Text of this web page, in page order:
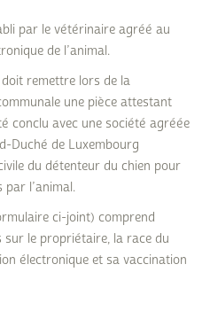
par le vétérinaire agréé au
de l’animal.
remettre lors de la
une pièce attestant
conclu avec une société agréée
Duché de Luxembourg
du détenteur du chien pour
par l’animal.
ci-joint) comprend
sur le propriétaire, la race du
électronique et sa vaccination